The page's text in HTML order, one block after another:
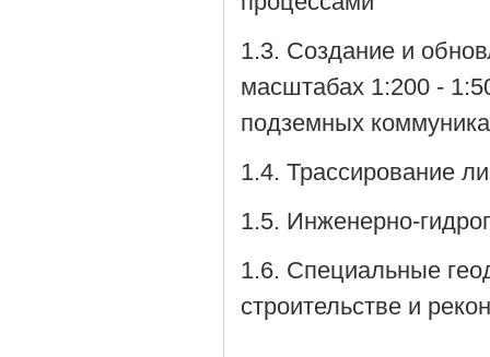
1.3. Создание и
масштабах 1:200 -
подземных
1.4. Трассирование
1.5. Инженерно-
1.6. Специальные
строительстве и